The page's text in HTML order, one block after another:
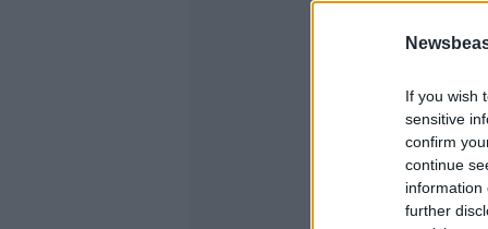
If you wish
sensitive
confirm
continue
information
further